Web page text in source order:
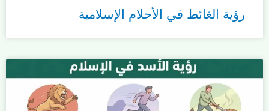
رؤية الغائط في الأحلام الإسلامية